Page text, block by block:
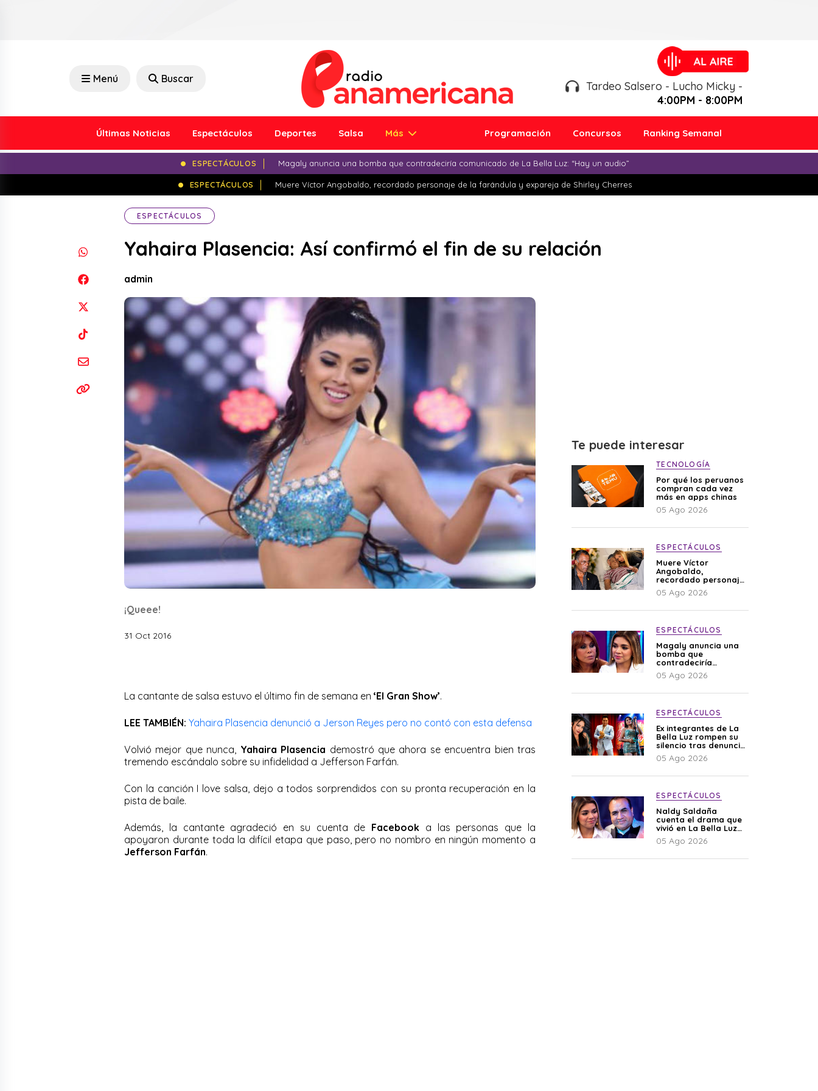
Menú Buscar
Tardeo Salsero - Lucho Micky -
4:00PM - 8:00PM
Últimas Noticias Espectáculos Deportes Salsa Más Programación Concursos Ranking Semanal
ESPECTÁCULOS Magaly anuncia una bomba que contradeciría comunicado de La Bella Luz: “Hay un audio”
ESPECTÁCULOS Muere Víctor Angobaldo, recordado personaje de la farándula y expareja de Shirley Cherres
ESPECTÁCULOS
Yahaira Plasencia: Así confirmó el fin de su relación
admin
¡Queee!
31 Oct 2016
La cantante de salsa estuvo el último fin de semana en ‘El Gran Show’.
LEE TAMBIÉN: Yahaira Plasencia denunció a Jerson Reyes pero no contó con esta defensa
Volvió mejor que nunca, Yahaira Plasencia demostró que ahora se encuentra bien tras
tremendo escándalo sobre su infidelidad a Jefferson Farfán.
Con la canción I love salsa, dejo a todos sorprendidos con su pronta recuperación en la
pista de baile.
Además, la cantante agradeció en su cuenta de Facebook a las personas que la
apoyaron durante toda la difícil etapa que paso, pero no nombro en ningún momento a
Jefferson Farfán.
Te puede interesar
TECNOLOGÍA
Por qué los peruanos
compran cada vez
más en apps chinas
05 Ago 2026
ESPECTÁCULOS
Muere Víctor
Angobaldo,
recordado personaje
de la farándula y
expareja de Shirley
05 Ago 2026
ESPECTÁCULOS
Magaly anuncia una
bomba que
contradeciría
comunicado de La
Bella Luz: “Hay un
05 Ago 2026
ESPECTÁCULOS
Ex integrantes de La
Bella Luz rompen su
silencio tras denuncia
de Naldy: “Todo el
mundo lo sabía”
05 Ago 2026
ESPECTÁCULOS
Naldy Saldaña
cuenta el drama que
vivió en La Bella Luz
tras denuncia al
director musical: “No
05 Ago 2026